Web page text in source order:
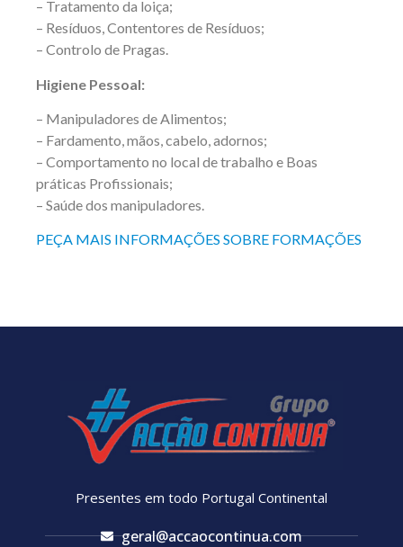
– Tratamento da loiça;
– Resíduos, Contentores de Resíduos;
– Controlo de Pragas.
Higiene Pessoal:
– Manipuladores de Alimentos;
– Fardamento, mãos, cabelo, adornos;
– Comportamento no local de trabalho e Boas
práticas Profissionais;
– Saúde dos manipuladores.
PEÇA MAIS INFORMAÇÕES SOBRE FORMAÇÕES
Presentes em todo Portugal Continental
geral@accaocontinua.com